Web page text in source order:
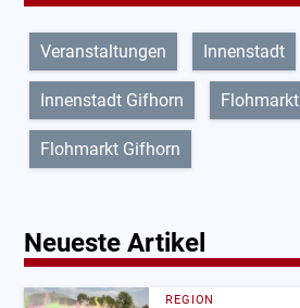
Veranstaltungen Innenstadt
Innenstadt Gifhorn Flohmarkt
Flohmarkt Gifhorn
Neueste Artikel
REGION